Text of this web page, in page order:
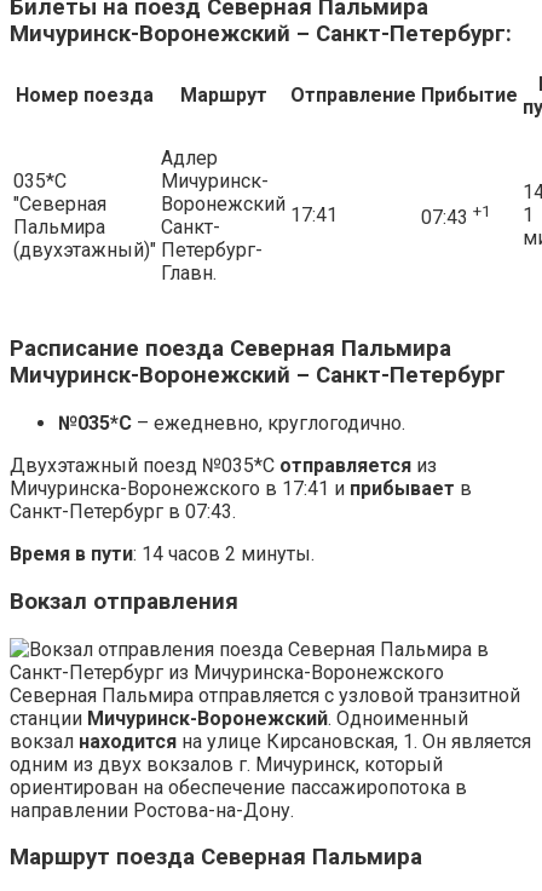
Билеты на поезд Северная Пальмира
Мичуринск-Воронежский – Санкт-Петербург:
Номер поезда Маршрут Отправление Прибытие
035*С
"Северная
Пальмира
(двухэтажный)"
Адлер
Мичуринск-
Воронежский
Санкт-
Петербург-
Главн.
17:41 07:43 +1
1
Расписание поезда Северная Пальмира
Мичуринск-Воронежский – Санкт-Петербург
№035*С – ежедневно, круглогодично.
Двухэтажный поезд №035*С отправляется из
Мичуринска-Воронежского в 17:41 и прибывает в
Санкт-Петербург в 07:43.
Время в пути: 14 часов 2 минуты.
Вокзал отправления
Северная Пальмира отправляется с узловой транзитной
станции Мичуринск-Воронежский. Одноименный
вокзал находится на улице Кирсановская, 1. Он является
одним из двух вокзалов г. Мичуринск, который
ориентирован на обеспечение пассажиропотока в
направлении Ростова-на-Дону.
Маршрут поезда Северная Пальмира